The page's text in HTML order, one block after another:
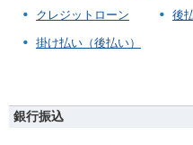
クレジットローン 後
掛け払い（後払い）
銀行振込